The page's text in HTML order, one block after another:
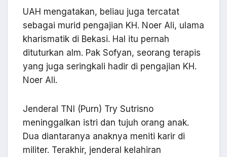
UAH mengatakan, beliau juga tercatat
sebagai murid pengajian KH. Noer Ali, ulama
kharismatik di Bekasi. Hal itu pernah
dituturkan alm. Pak Sofyan, seorang terapis
yang juga seringkali hadir di pengajian KH.
Noer Ali.
Jenderal TNI (Purn) Try Sutrisno
meninggalkan istri dan tujuh orang anak.
Dua diantaranya anaknya meniti karir di
militer. Terakhir, jenderal kelahiran